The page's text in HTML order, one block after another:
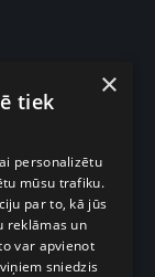
×
tiek
personalizētu
mūsu trafiku.
par to, kā jūs
reklāmas un
var apvienot
sniedzis